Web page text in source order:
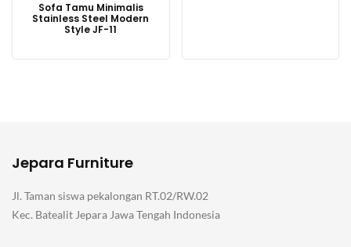
Sofa Tamu Minimalis
Stainless Steel Modern
Style JF-11
Jepara Furniture
Jl. Taman siswa pekalongan RT.02/RW.02
Kec. Batealit Jepara Jawa Tengah Indonesia